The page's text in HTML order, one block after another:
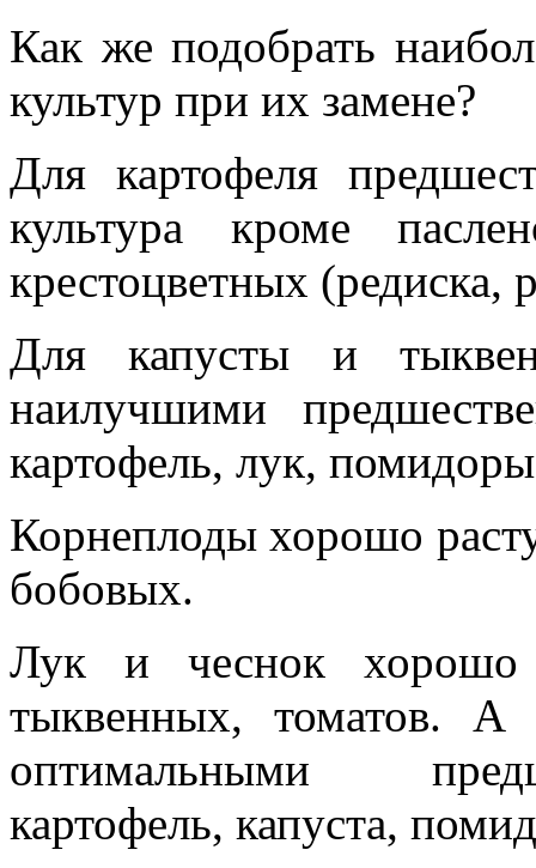
Как же подобрать
культур при их замене?
Для картофеля
культура кроме
крестоцветных (редиска,
Для капусты и
наилучшими
картофель, лук,
Корнеплоды хорошо
бобовых.
Лук и чеснок хорошо
тыквенных, томатов. А
оптимальными
картофель, капуста,